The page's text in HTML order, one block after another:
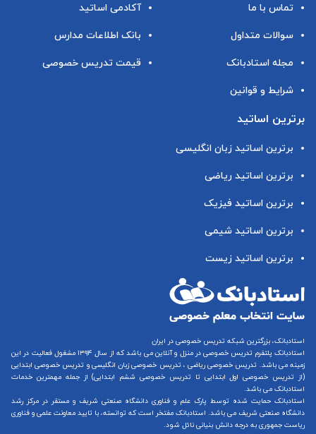
تماس با ما
سوالات متداول
مجله استادبانک
شرایط و قوانین
آکادمی اساتید
بانک اطلاعات مدارس
قیمت تدریس خصوصی
برترین اساتید
برترین اساتید زبان انگلیسی
برترین اساتید ریاضی
برترین اساتید فیزیک
برترین اساتید شیمی
برترین اساتید زیست
استادبانک، بزرگترین شبکه تدریس خصوصی در ایران
استادبانک پلتفرم تدریس خصوصی در منزل و آنلاین
می باشد که از سال ۱۳۹۴ مشغول فعالیت در این
زمینه می باشد. تدریس خصوصی ریاضی ، تدریس خصوصی زبان انگلیسیو تدریس خصوصی ابتدایی
(از تدریس خصوصی اول ابتدایی تا تدریس خصوصی ششم ابتدایی) از جمله مهمترین خدمات
استادبانک می باشد.
استادبانک حمایت شده توسط پارک علم و فناوری دانشگاه صنعتی شریف و مستقر در مرکز رشد
دانشگاه صنعتی شریف می باشد. استادبانک مفتخر است که توانسته، با تایید معاونت علمی و فناوری
ریاست جمهوری به درجه دانش بنیانی نائل شود.